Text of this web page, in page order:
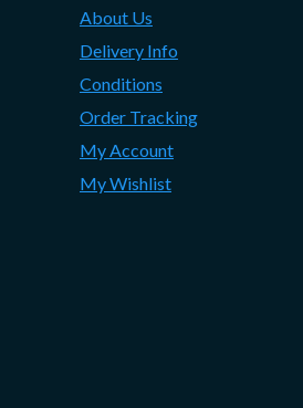
About Us
Delivery Info
Conditions
Order Tracking
My Account
My Wishlist